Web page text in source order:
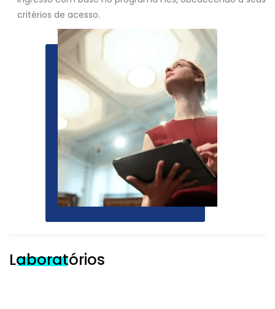
critérios de acesso.
Laboratórios